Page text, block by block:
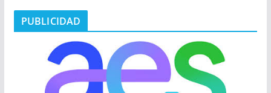
PUBLICIDAD